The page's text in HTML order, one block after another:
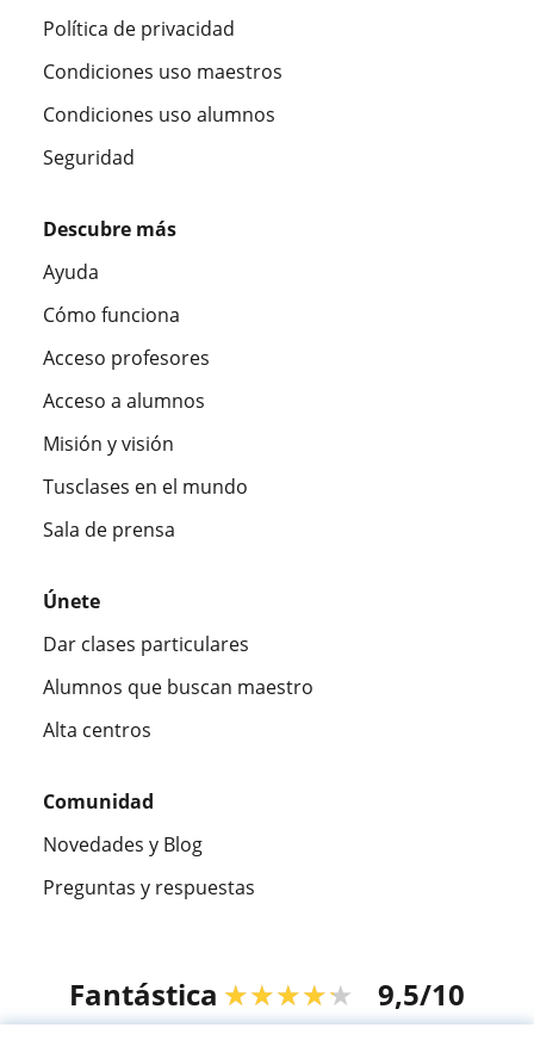
Política de privacidad
Condiciones uso maestros
Condiciones uso alumnos
Seguridad
Descubre más
Ayuda
Cómo funciona
Acceso profesores
Acceso a alumnos
Misión y visión
Tusclases en el mundo
Sala de prensa
Únete
Dar clases particulares
Alumnos que buscan maestro
Alta centros
Comunidad
Novedades y Blog
Preguntas y respuestas
Fantástica ★★★★★ 9,5/10